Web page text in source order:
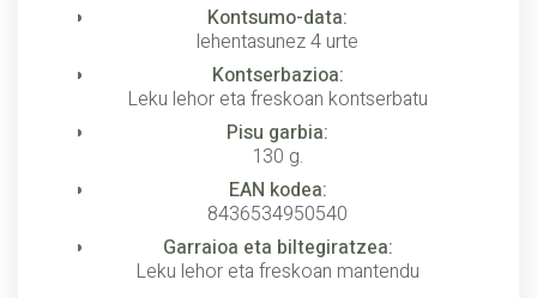
Kontsumo-data:
lehentasunez 4 urte
Kontserbazioa:
Leku lehor eta freskoan kontserbatu
Pisu garbia:
130 g.
EAN kodea:
8436534950540
Garraioa eta biltegiratzea:
Leku lehor eta freskoan mantendu